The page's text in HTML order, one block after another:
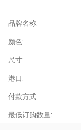
品牌名称:
颜色:
尺寸:
港口:
付款方式:
最低订购数量: